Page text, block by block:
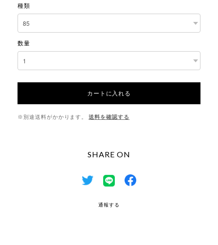
種類
数量
カートに入れる
※別途送料がかかります。 送料を確認する
SHARE ON
通報する